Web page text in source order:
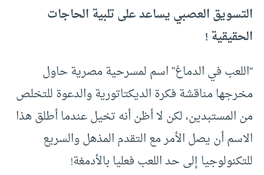
التسويق العصبي يساعد على تلبية الحاجات
الحقيقية !
“اللعب في الدماغ” اسم لمسرحية مصرية حاول
مخرجها مناقشة فكرة الديكتاتورية والدعوة للتخلص
من المستبدين، لكن لا أظن أنه تخيل عندما أطلق هذا
الاسم أن يصل الأمر مع التقدم المذهل والسريع
للتكنولوجيا إلى حد اللعب فعليا بالأدمغة!